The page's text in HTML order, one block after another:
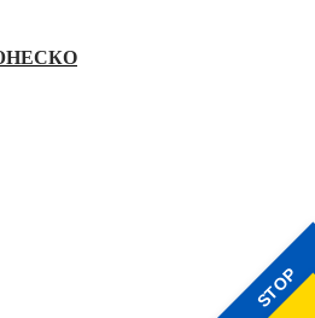
STOP
ЮНЕСКО